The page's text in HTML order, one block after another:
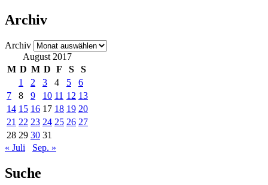
Archiv
Archiv
August 2017
M D M D F S
S
1
2 3 4 5
6
7
8 9 10 11 12 13
14 15 16 17 18 19 20
21 22 23 24 25 26 27
28 29 30 31
« Juli
Sep. »
Suche